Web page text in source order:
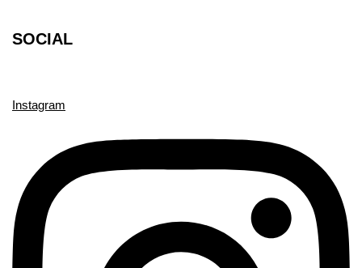
SOCIAL
Instagram